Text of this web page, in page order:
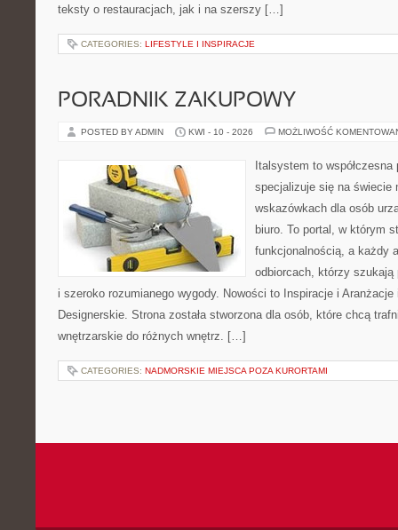
teksty o restauracjach, jak i na szerszy […]
CATEGORIES: LIFESTYLE I INSPIRACJE
PORADNIK ZAKUPOWY
POSTED BY ADMIN KWI - 10 - 2026 MOŻLIWOŚĆ
Italsystem to
specjalizuje się na świecie
wskazówkach dla osób
biuro. To portal, w którym
funkcjonalnością, a każdy
odbiorcach, którzy szukają
i szeroko rozumianego wygody. Nowości to Inspiracje i
Designerskie. Strona została stworzona dla osób, które chcą
wnętrzarskie do różnych wnętrz. […]
CATEGORIES: NADMORSKIE MIEJSCA POZA KURORTAMI